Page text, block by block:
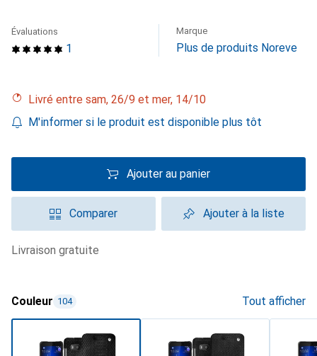
1
Évaluations Marque
Plus de produits Noreve
Livré entre sam, 26/9 et mer, 14/10
M'informer si le produit est disponible plus tôt
Ajouter au panier
Comparer Ajouter à la liste
livraison gratuite
Couleur 104 Tout afficher